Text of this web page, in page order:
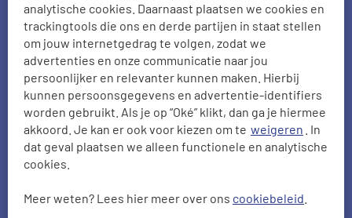
analytische cookies. Daarnaast plaatsen we cookies en
trackingtools die ons en derde partijen in staat stellen
om jouw internetgedrag te volgen, zodat we
advertenties en onze communicatie naar jou
persoonlijker en relevanter kunnen maken. Hierbij
kunnen persoonsgegevens en advertentie-identifiers
worden gebruikt. Als je op “Oké” klikt, dan ga je hiermee
akkoord. Je kan er ook voor kiezen om te weigeren . In
dat geval plaatsen we alleen functionele en analytische
cookies.
Meer weten? Lees hier meer over ons cookiebeleid
Vul je kenteken in
Kenteken onbekend
Postcode Huisnr + Toevoeging
Geboortedatum